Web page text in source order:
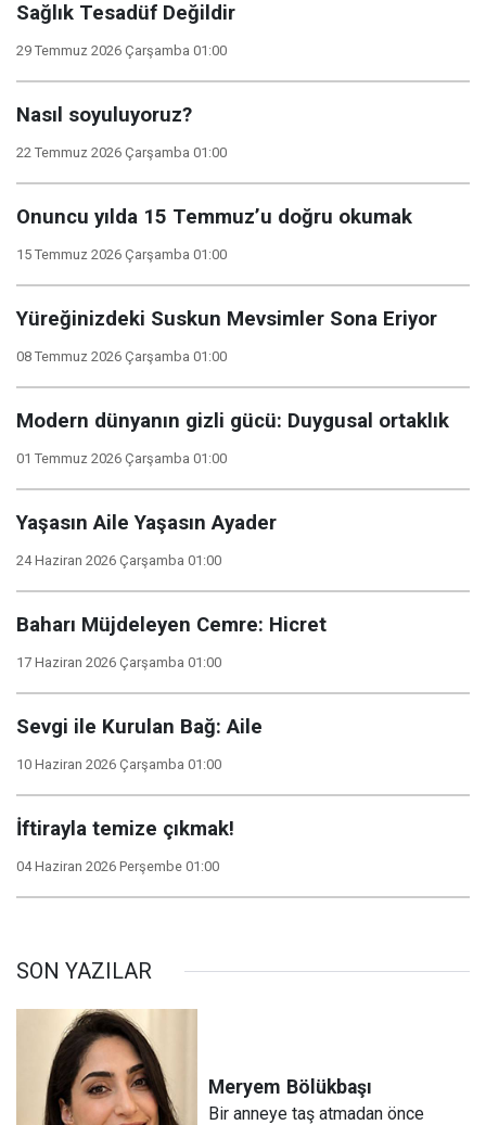
Sağlık Tesadüf Değildir
29 Temmuz 2026 Çarşamba 01:00
Nasıl soyuluyoruz?
22 Temmuz 2026 Çarşamba 01:00
Onuncu yılda 15 Temmuz’u doğru okumak
15 Temmuz 2026 Çarşamba 01:00
Yüreğinizdeki Suskun Mevsimler Sona Eriyor
08 Temmuz 2026 Çarşamba 01:00
Modern dünyanın gizli gücü: Duygusal ortaklık
01 Temmuz 2026 Çarşamba 01:00
Yaşasın Aile Yaşasın Ayader
24 Haziran 2026 Çarşamba 01:00
Baharı Müjdeleyen Cemre: Hicret
17 Haziran 2026 Çarşamba 01:00
Sevgi ile Kurulan Bağ: Aile
10 Haziran 2026 Çarşamba 01:00
İftirayla temize çıkmak!
04 Haziran 2026 Perşembe 01:00
SON YAZILAR
Meryem Bölükbaşı
Bir anneye taş atmadan önce